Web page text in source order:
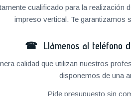
cualificado para la
impreso vertical. Te garantizamos
☎ Llámenos al teléfono
calidad que utilizan nuestros
disponemos de una
Pide presupuesto sin